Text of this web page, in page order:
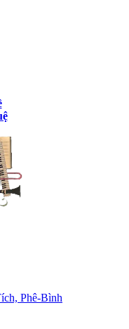
Phê-Bình